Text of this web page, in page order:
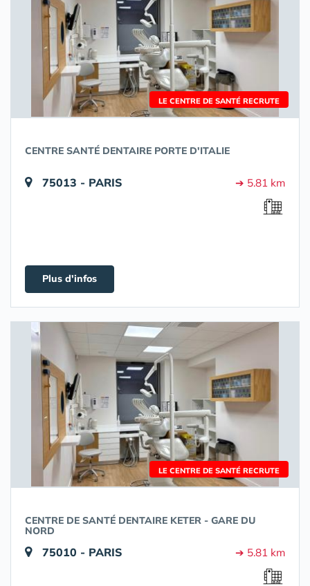
LE CENTRE DE SANTÉ RECRUTE
CENTRE SANTÉ DENTAIRE PORTE D'ITALIE
75013 - PARIS ➔ 5.81 km
Plus d'infos
LE CENTRE DE SANTÉ RECRUTE
CENTRE DE SANTÉ DENTAIRE KETER - GARE DU
NORD
75010 - PARIS ➔ 5.81 km